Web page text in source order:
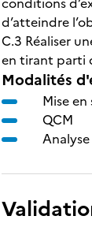
d’atteindre
C.3 Réaliser
en tirant parti
Modalités
Mise
QCM